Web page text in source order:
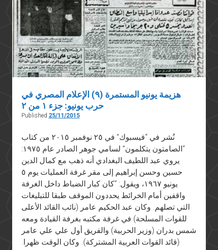
هزيمة يونيو المستمرة (٩) الإعلام المصري في
حرب يونيو: جزء ١ من ٢
Published 25/11/2015
نُشر في “فيسبوك” في ٢٥ نوفمبر ٢٠١٥ من كتاب
“الصامتون يتكلمون” لسامي جوهر الصادر عام ١٩٧٥:
يروي عبد اللطيف البغدادي أنه ذهب مع كمال الدين
حسين وحسن إبراهيم إلى مقر غرفة العمليات يوم ٥
يونيو ١٩٦٧، ويقول: “كان كبار الضباط داخل الغرفة
واقفين أمام الخرائط يحددون الموقف طبقا للتبليغات
التي تصلهم. وكان عبد الحكيم عامر (نائب القائد الأعلى
للقوات المسلحة) في غرفة مكتبه بغرفة القيادة ومعه
شمس بدران (وزير الحربية) والفريق أول علي علي عامر
(قائد القوات العربية المشتركة). وكان الوقت ظهرا.